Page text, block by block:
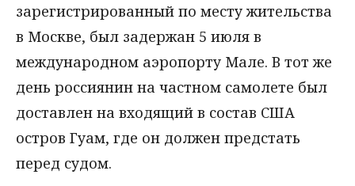
зарегистрированный по месту жительства
в Москве, был задержан 5 июля в
международном аэропорту Мале. В тот же
день россиянин на частном самолете был
доставлен на входящий в состав США
остров Гуам, где он должен предстать
перед судом.